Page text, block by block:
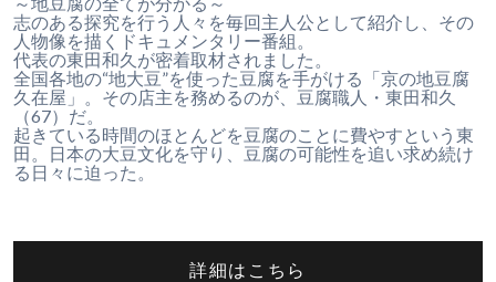
志のある探究を行う人々を毎回主人公として紹介し、その
人物像を描くドキュメンタリー番組。
代表の東田和久が密着取材されました。
全国各地の“地大豆”を使った豆腐を手がける「京の地豆腐
久在屋」。その店主を務めるのが、豆腐職人・東田和久
（67）だ。
起きている時間のほとんどを豆腐のことに費やすという東
田。日本の大豆文化を守り、豆腐の可能性を追い求め続け
る日々に迫った。
詳細はこちら